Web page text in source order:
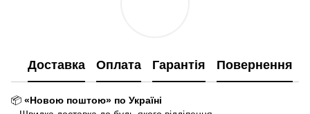
Доставка Оплата Гарантія Повернення
📦 «Новою поштою» по Україні